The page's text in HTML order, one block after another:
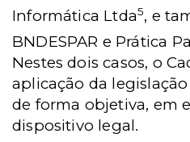
Informática Ltda5, e
BNDESPAR e Prática
Nestes dois casos, o
aplicação da
de forma objetiva, em
dispositivo legal.